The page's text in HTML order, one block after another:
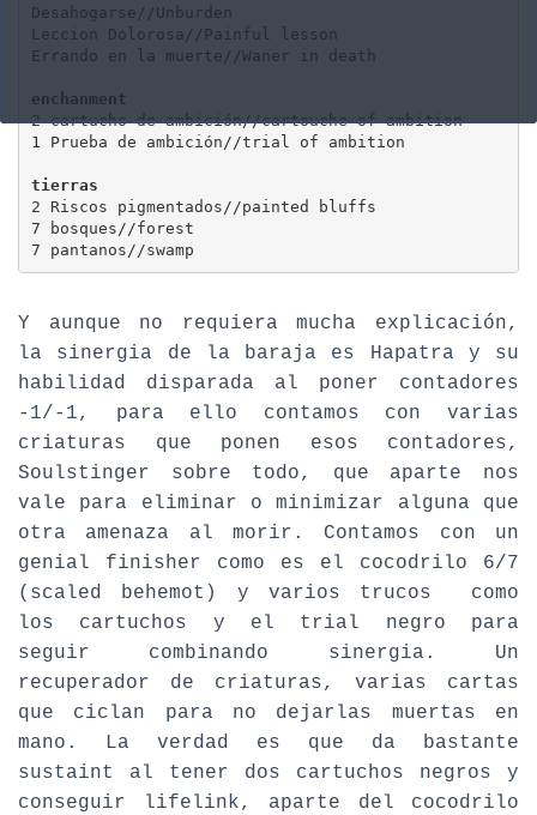
Desahogarse//Unburden
Leccion Dolorosa//Painful lesson
Errando en la muerte//Waner in death
enchanment
2 cartucho de ambición//cartouche of ambition
1 Prueba de ambición//trial of ambition
tierras
2 Riscos pigmentados//painted bluffs
7 bosques//forest
7 pantanos//swamp
Y aunque no requiera mucha explicación,
la sinergia de la baraja es Hapatra y su
habilidad disparada al poner contadores
-1/-1, para ello contamos con varias
criaturas que ponen esos contadores,
Soulstinger sobre todo, que aparte nos
vale para eliminar o minimizar alguna que
otra amenaza al morir. Contamos con un
genial finisher como es el cocodrilo 6/7
(scaled behemot) y varios trucos como
los cartuchos y el trial negro para
seguir combinando sinergia. Un
recuperador de criaturas, varias cartas
que ciclan para no dejarlas muertas en
mano. La verdad es que da bastante
sustaint al tener dos cartuchos negros y
conseguir lifelink, aparte del cocodrilo